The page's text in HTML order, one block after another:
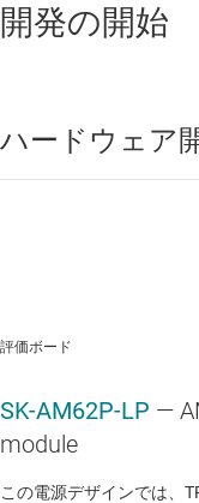
開発の開始
ハードウェア
評価ボード
SK-AM62P-LP —
module
この電源デザインでは、